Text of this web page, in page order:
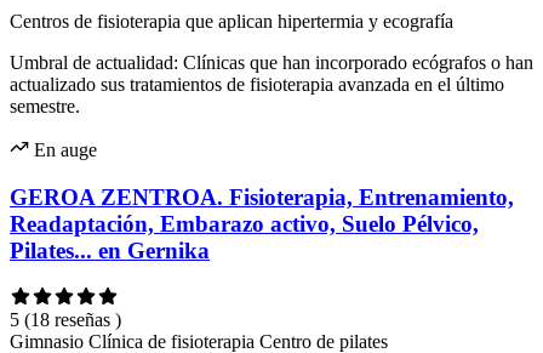
Centros de fisioterapia que aplican hipertermia y ecografía
Umbral de actualidad: Clínicas que han incorporado ecógrafos o han
actualizado sus tratamientos de fisioterapia avanzada en el último
semestre.
En auge
GEROA ZENTROA. Fisioterapia, Entrenamiento,
Readaptación, Embarazo activo, Suelo Pélvico,
Pilates... en Gernika
5 (18 reseñas )
Gimnasio Clínica de fisioterapia Centro de pilates